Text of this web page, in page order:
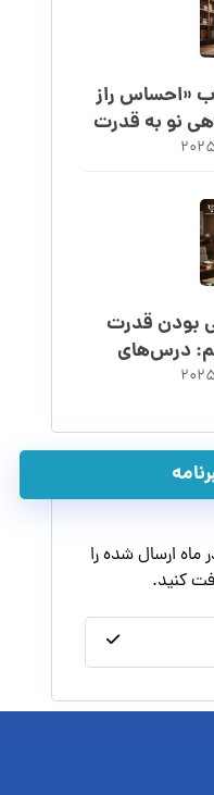
«احساس راز
نو به قدرت
بودن قدرت
درس‌های
ماه ارسال شده را
کنید.